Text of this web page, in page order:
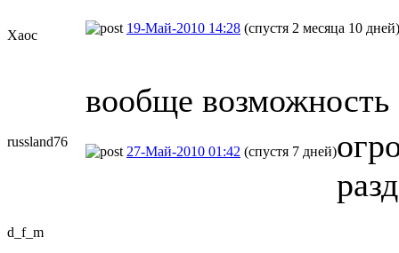
Хаос 19-Май-2010 14:28 (спустя 2 месяца 10 дней)
вообще
russland76
27-Май-2010 01:42 (спустя 7 дней)
d_f_m